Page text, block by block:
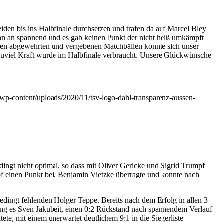
bis ins Halbfinale durchsetzen und trafen da auf Marcel Bley
spannend und es gab keinen Punkt der nicht heiß umkämpft
abgewehrten und vergebenen Matchbällen konnte sich unser
Kraft wurde im Halbfinale verbraucht. Unsere Glückwünsche
content/uploads/2020/11/tsv-logo-dahl-transparenz-aussen-
nicht optimal, so dass mit Oliver Gericke und Sigrid Trumpf
einen Punkt bei. Benjamin Vietzke überragte und konnte nach
fehlenden Holger Teppe. Bereits nach dem Erfolg in allen 3
Sven Jakubeit, einen 0:2 Rückstand nach spannendem Verlauf
mit einem unerwartet deutlichem 9:1 in die Siegerliste